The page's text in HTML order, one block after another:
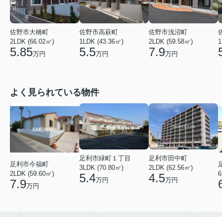
佐野市大橋町
2LDK (66.02㎡)
5.85万円
佐野市高萩町
1LDK (43.36㎡)
5.5万円
佐野市浅沼町
2LDK (59.58㎡)
7.9万円
よく見られている物件
足利市今福町
2LDK (59.60㎡)
7.9万円
足利市緑町１丁目
3LDK (70.80㎡)
5.4万円
足利市田中町
2LDK (62.56㎡)
4.5万円